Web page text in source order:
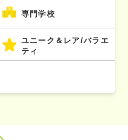
専門学校
ユニーク＆レア/バラエ
ティ